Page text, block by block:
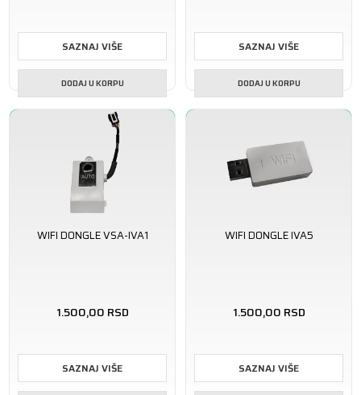
SAZNAJ VIŠE
DODAJ U KORPU
SAZNAJ VIŠE
DODAJ U KORPU
WIFI DONGLE VSA-IVA1
1.500,00 RSD
SAZNAJ VIŠE
WIFI DONGLE IVA5
1.500,00 RSD
SAZNAJ VIŠE